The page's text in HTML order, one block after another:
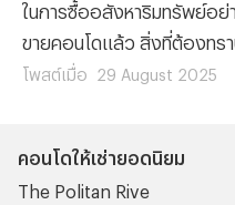
ในการซื้ออสังหาริมทรัพย์อย่
ขายคอนโดแล้ว สิ่งที่ต้องทร
ขั้นตอนต่างๆ ที่ผู้ซื้อทุกรายจะต้
คอนโด คือเรื่องที่จะสร้างคว
เคยทำความเข้าใจมาก่อน
โพสต์เมื่อ 29 August 2025
คอนโดให้เช่ายอดนิยม
The Politan Rive